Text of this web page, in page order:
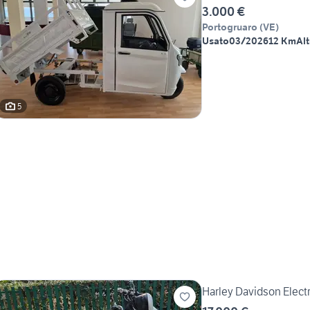
5
3.000 €
Portogruaro (VE)
Usato03/202612 Km
Harley Davidson